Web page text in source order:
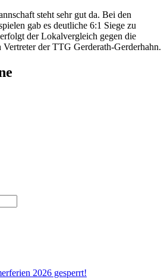
steht sehr gut da. Bei den
gab es deutliche 6:1 Siege zu
der Lokalvergleich gegen die
Vertreter der TTG Gerderath-Gerderhahn.
2026 gesperrt!